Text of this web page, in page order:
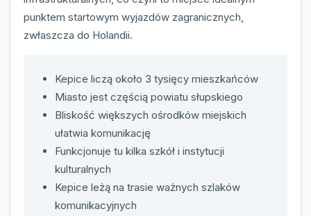
punktem startowym wyjazdów zagranicznych,
zwłaszcza do Holandii.
Kepice liczą około 3 tysięcy mieszkańców
Miasto jest częścią powiatu słupskiego
Bliskość większych ośrodków miejskich
ułatwia komunikację
Funkcjonuje tu kilka szkół i instytucji
kulturalnych
Kepice leżą na trasie ważnych szlaków
komunikacyjnych